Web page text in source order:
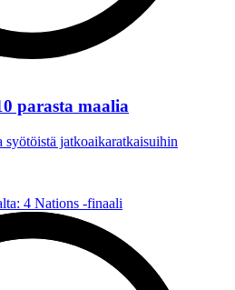
parasta maalia
jatkoaikaratkaisuihin